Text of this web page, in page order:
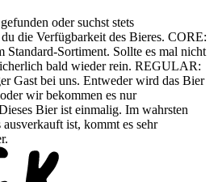
oder suchst stets
die Verfügbarkeit des Bieres. CORE:
Standard-Sortiment. Sollte es mal nicht
bald wieder rein. REGULAR:
Gast bei uns. Entweder wird das Bier
wir bekommen es nur
Bier ist einmalig. Im wahrsten
ausverkauft ist, kommt es sehr